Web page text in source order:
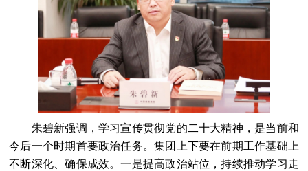
朱碧新强调，学习宣传贯彻党的二十大精神，是当前和
今后一个时期首要政治任务。集团上下要在前期工作基础上
不断深化、确保成效。一是提高政治站位，持续推动学习走